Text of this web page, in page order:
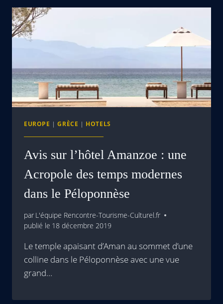
EUROPE |GRÈCE | HOTELS
Avis sur l’hôtel Amanzoe : une
Acropole des temps modernes
dans le Péloponnèse
par L'équipe Rencontre-Tourisme-Culturel.fr
publié le 18 décembre 2019
Le temple apaisant d’Aman au sommet d’une
colline dans le Péloponnèse avec une vue
grand…